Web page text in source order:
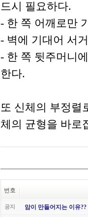
드시 필요하다.
- 한 쪽 어깨로만
- 벽에 기대어 서
- 한 쪽 뒷주머니
한다.
또 신체의 부정렬
체의 균형을 바로
번호
공지 암이 만들어지는 이유??